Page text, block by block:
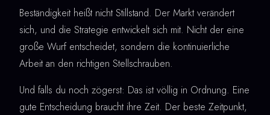
Beständigkeit heißt nicht Stillstand. Der Markt verändert
sich, und die Strategie entwickelt sich mit. Nicht der eine
große Wurf entscheidet, sondern die kontinuierliche
Arbeit an den richtigen Stellschrauben.
Und falls du noch zögerst: Das ist völlig in Ordnung. Eine
gute Entscheidung braucht ihre Zeit. Der beste Zeitpunkt,